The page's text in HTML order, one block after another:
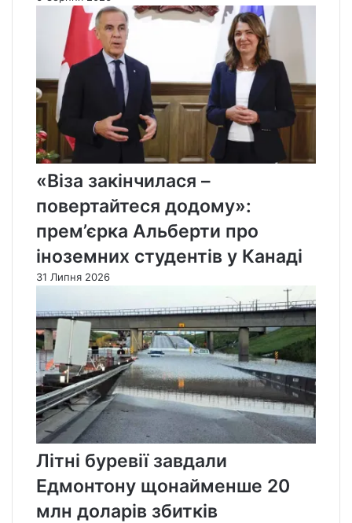
«Віза закінчилася –
повертайтеся додому»:
прем’єрка Альберти про
іноземних студентів у Канаді
31 Липня 2026
Літні буревії завдали
Едмонтону щонайменше 20
млн доларів збитків